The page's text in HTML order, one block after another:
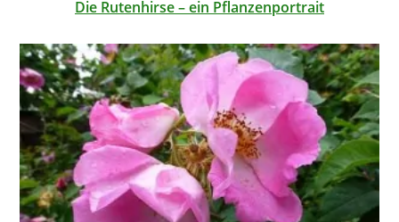
Die Rutenhirse – ein Pflanzenportrait